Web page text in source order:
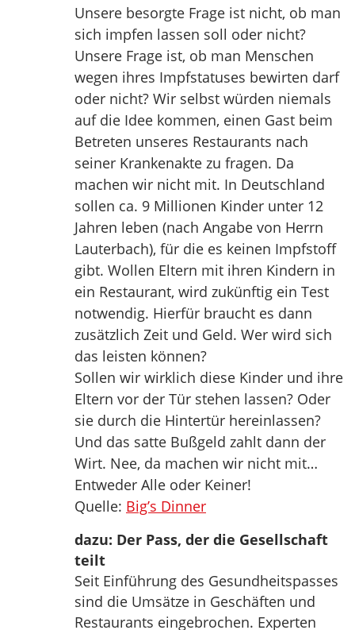
Unsere besorgte Frage ist nicht, ob man
sich impfen lassen soll oder nicht?
Unsere Frage ist, ob man Menschen
wegen ihres Impfstatuses bewirten darf
oder nicht? Wir selbst würden niemals
auf die Idee kommen, einen Gast beim
Betreten unseres Restaurants nach
seiner Krankenakte zu fragen. Da
machen wir nicht mit. In Deutschland
sollen ca. 9 Millionen Kinder unter 12
Jahren leben (nach Angabe von Herrn
Lauterbach), für die es keinen Impfstoff
gibt. Wollen Eltern mit ihren Kindern in
ein Restaurant, wird zukünftig ein Test
notwendig. Hierfür braucht es dann
zusätzlich Zeit und Geld. Wer wird sich
das leisten können?
Sollen wir wirklich diese Kinder und ihre
Eltern vor der Tür stehen lassen? Oder
sie durch die Hintertür hereinlassen?
Und das satte Bußgeld zahlt dann der
Wirt. Nee, da machen wir nicht mit…
Entweder Alle oder Keiner!
Quelle: Big’s Dinner
dazu: Der Pass, der die Gesellschaft
teilt
Seit Einführung des Gesundheitspasses
sind die Umsätze in Geschäften und
Restaurants eingebrochen. Experten